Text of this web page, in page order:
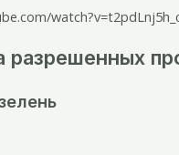
разрешенных